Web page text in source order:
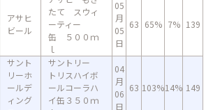
アサヒ
ビール
たて スウィ
ーティー
缶 ５００ｍ
ｌ
05
月
05
日
63 65% 7% 139
サント
リーホ
ールデ
ィング
サントリー
トリスハイボ
ールコーラハ
イ缶３５０ｍ
04
月
06
日
63 103%14% 149